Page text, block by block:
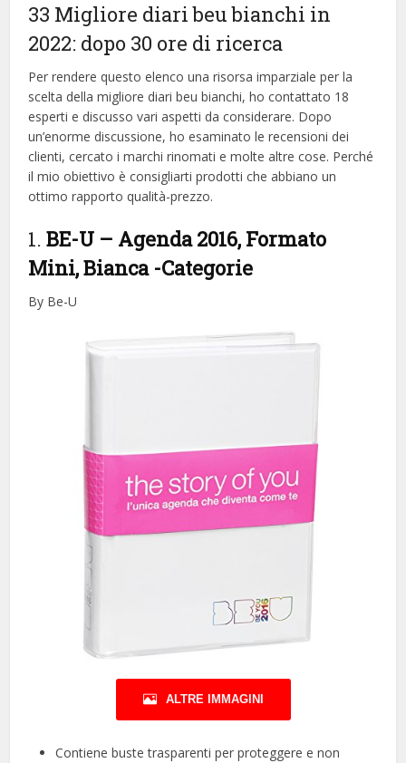
33 Migliore diari beu bianchi in
2022: dopo 30 ore di ricerca
Per rendere questo elenco una risorsa imparziale per la
scelta della migliore diari beu bianchi, ​​ho contattato 18
esperti e discusso vari aspetti da considerare. Dopo
un’enorme discussione, ho esaminato le recensioni dei
clienti, cercato i marchi rinomati e molte altre cose. Perché
il mio obiettivo è consigliarti prodotti che abbiano un
ottimo rapporto qualità-prezzo.
1.BE-U – Agenda 2016, Formato
Mini, Bianca -Categorie
By Be-U
ALTRE IMMAGINI
Contiene buste trasparenti per proteggere e non